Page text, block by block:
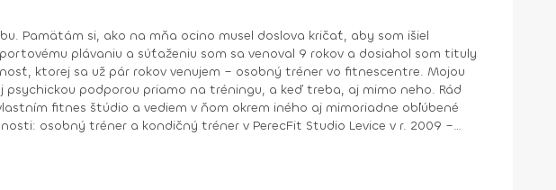
Pamätám si, ako na mňa ocino musel doslova kričať, aby som išiel
plávaniu a súťaženiu som sa venoval 9 rokov a dosiahol som tituly
ktorej sa už pár rokov venujem – osobný tréner vo fitnescentre. Mojou
podporou priamo na tréningu, a keď treba, aj mimo neho. Rád
fitnes štúdio a vediem v ňom okrem iného aj mimoriadne obľúbené